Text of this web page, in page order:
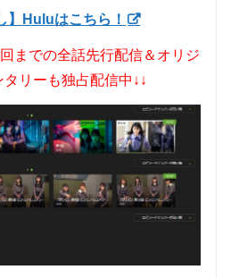
】Huluはこちら！
までの全話先行配信＆オリジ
リーも独占配信中↓↓